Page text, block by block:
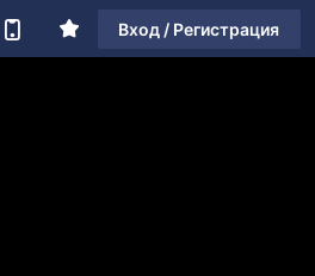
Вход / Регистрация